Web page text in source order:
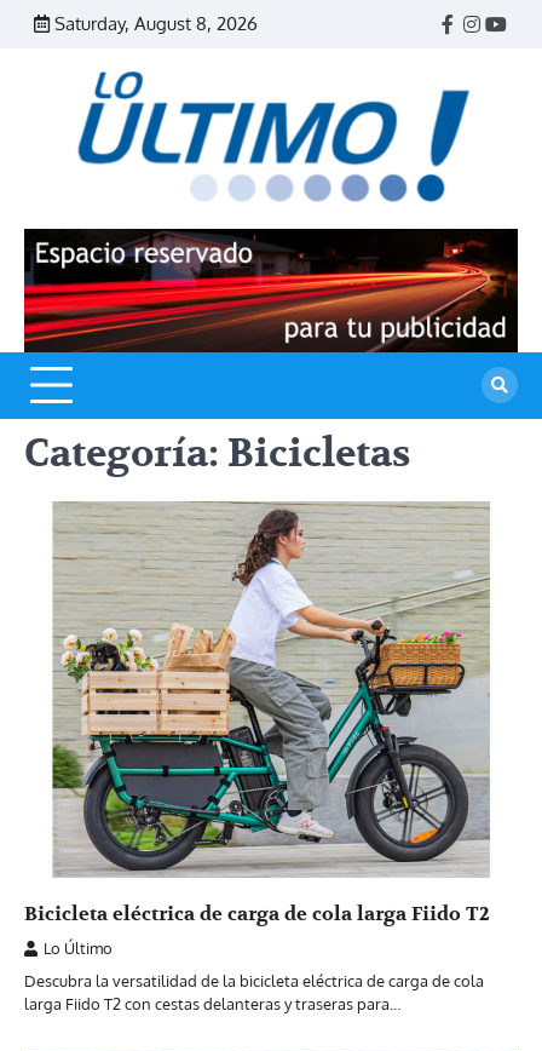
Skip
Saturday, August 8, 2026
Facebook
Categoría: Bicicletas
Bicicleta eléctrica de carga de cola larga Fiido T2
Lo Último
Descubra la versatilidad de la bicicleta eléctrica de carga de cola
larga Fiido T2 con cestas delanteras y traseras para…